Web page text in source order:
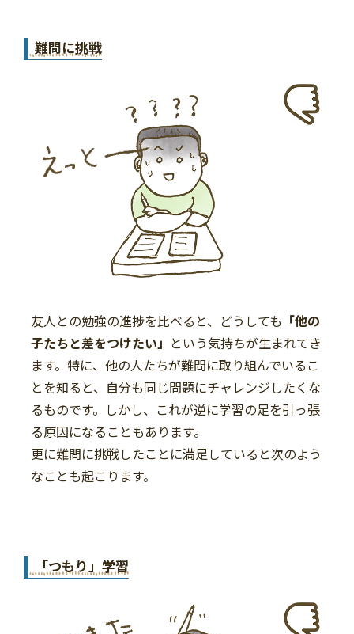
難問に挑戦
友人との勉強の進捗を比べると、どうしても 「他の
子たちと差をつけたい」 という気持ちが生まれてき
ます。特に、他の人たちが難問に取り組んでいるこ
とを知ると、自分も同じ問題にチャレンジしたくな
るものです。しかし、これが逆に学習の足を引っ張
る原因になることもあります。
更に難問に挑戦したことに満足していると次のよう
なことも起こります。
「つもり」学習